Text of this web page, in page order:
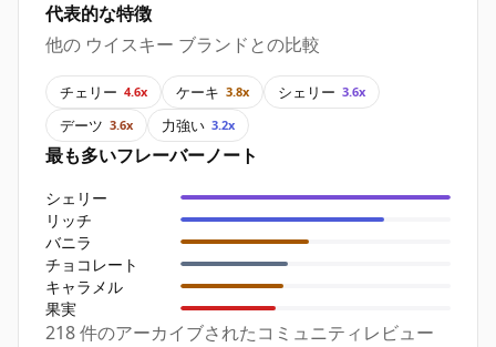
代表的な特徴
他の ウイスキー ブランドとの比較
チェリー 4.6x ケーキ 3.8x シェリー 3.6x
デーツ 3.6x 力強い 3.2x
最も多いフレーバーノート
シェリー
リッチ
バニラ
チョコレート
キャラメル
果実
218 件のアーカイブされたコミュニティレビュー